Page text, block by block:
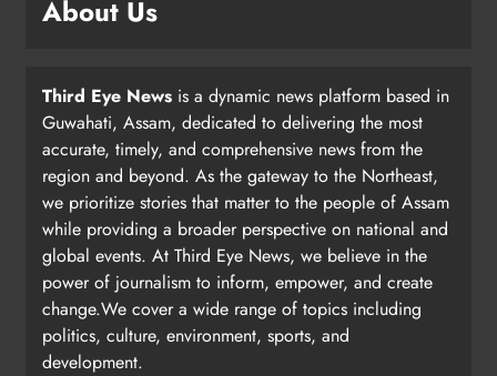
About Us
Third Eye News is a dynamic news platform based in
Guwahati, Assam, dedicated to delivering the most
accurate, timely, and comprehensive news from the
region and beyond. As the gateway to the Northeast,
we prioritize stories that matter to the people of Assam
while providing a broader perspective on national and
global events. At Third Eye News, we believe in the
power of journalism to inform, empower, and create
change.We cover a wide range of topics including
politics, culture, environment, sports, and
development.